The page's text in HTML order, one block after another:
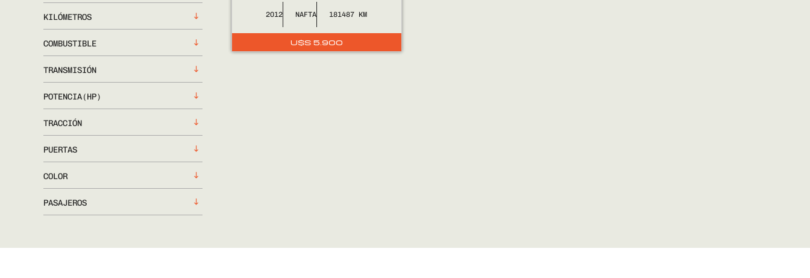
KILÓMETROS
COMBUSTIBLE
TRANSMISIÓN
POTENCIA(HP)
TRACCIÓN
PUERTAS
COLOR
PASAJEROS
2012 NAFTA 181487
U$S 5.900